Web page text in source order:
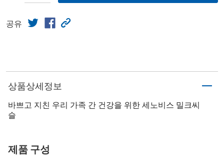
공유
상품상세정보
바쁘고 지친 우리 가족 간 건강을 위한 세노비스 밀크씨
슬
제품 구성